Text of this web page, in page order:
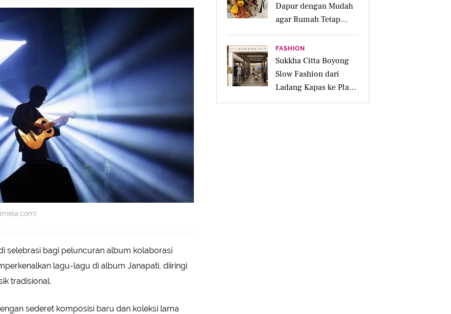
selebrasi bagi peluncuran album kolaborasi
lagu-lagu di album Janapati, diiringi
tradisional.
sederet komposisi baru dan koleksi lama
Dapur dengan Mudah
agar Rumah Tetap
Bersih dan Ramah
Lingkungan
FASHION
Sukkha Citta Boyong
Slow Fashion dari
Ladang Kapas ke Plaza
Indonesia